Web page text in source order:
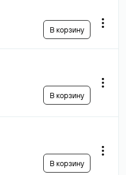
В корзину
В корзину
В корзину